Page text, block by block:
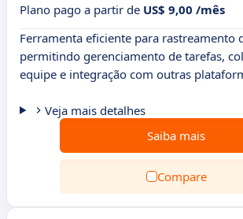
Plano pago a partir de US$ 9,00 /mês
Ferramenta eficiente para rastreamento
permitindo gerenciamento de tarefas,
equipe e integração com outras
Veja mais detalhes
Saiba mais
Compare